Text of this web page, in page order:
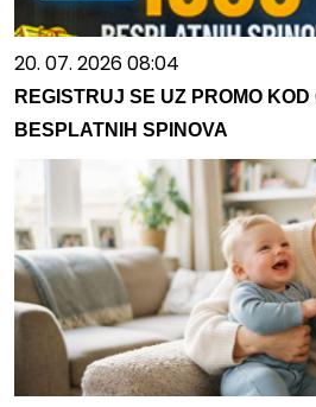
20. 07. 2026 08:04
REGISTRUJ SE UZ PROMO
BESPLATNIH SPINOVA